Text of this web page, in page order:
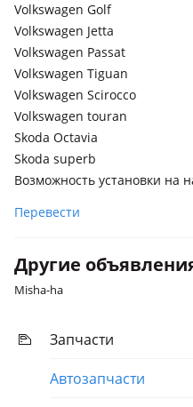
Volkswagen Touran
Volkswagen Golf Plus
Volkswagen Golf
Volkswagen Jetta
Volkswagen Passat
Volkswagen Tiguan
Volkswagen Scirocco
Volkswagen touran
Skoda Octavia
Skoda superb
Возможность установки на
Перевести
Другие
Misha-ha
Запчасти
Автозапчасти